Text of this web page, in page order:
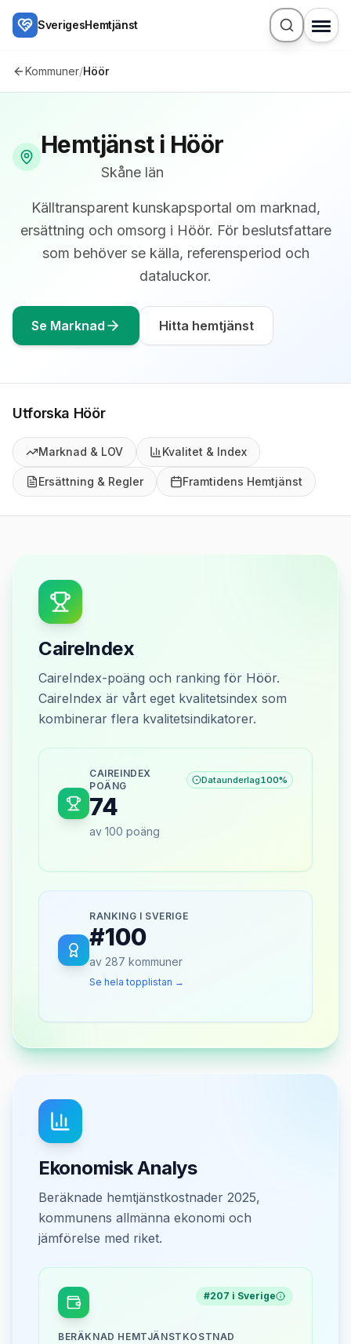
Hoppa till huvudinnehåll
SverigesHemtjänst
Kommuner/Höör
Hemtjänst i Höör
Skåne län
Källtransparent kunskapsportal om marknad,
ersättning och omsorg i Höör. För beslutsfattare
som behöver se källa, referensperiod och
dataluckor.
Se Marknad Hitta hemtjänst
Utforska Höör
Marknad & LOV Kvalitet & Index
Ersättning & Regler Framtidens Hemtjänst
CaireIndex
CaireIndex-poäng och ranking för Höör.
CaireIndex är vårt eget kvalitetsindex som
kombinerar flera kvalitetsindikatorer.
CAIREINDEX
POÄNG
Dataunderlag100%
74
av 100 poäng
RANKING I SVERIGE
#100
av 287 kommuner
Se hela topplistan →
Ekonomisk Analys
Beräknade hemtjänstkostnader 2025,
kommunens allmänna ekonomi och
jämförelse med riket.
#207 i Sverige
BERÄKNAD HEMTJÄNSTKOSTNAD